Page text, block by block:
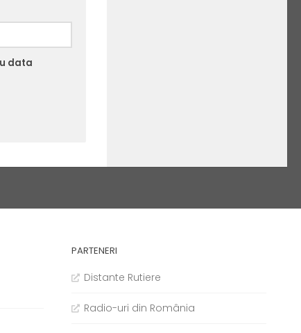
data
PARTENERI
Distante Rutiere
Radio-uri din România